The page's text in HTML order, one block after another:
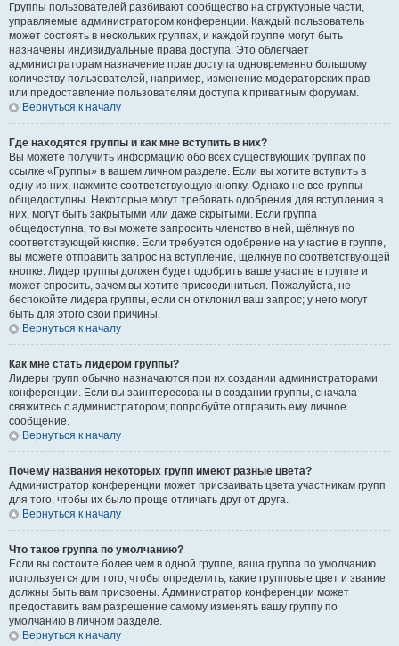
Группы пользователей разбивают сообщество на структурные части,
управляемые администратором конференции. Каждый пользователь
может состоять в нескольких группах, и каждой группе могут быть
назначены индивидуальные права доступа. Это облегчает
администраторам назначение прав доступа одновременно большому
количеству пользователей, например, изменение модераторских прав
или предоставление пользователям доступа к приватным форумам.
Вернуться к началу
Где находятся группы и как мне вступить в них?
Вы можете получить информацию обо всех существующих группах по
ссылке «Группы» в вашем личном разделе. Если вы хотите вступить в
одну из них, нажмите соответствующую кнопку. Однако не все группы
общедоступны. Некоторые могут требовать одобрения для вступления в
них, могут быть закрытыми или даже скрытыми. Если группа
общедоступна, то вы можете запросить членство в ней, щёлкнув по
соответствующей кнопке. Если требуется одобрение на участие в группе,
вы можете отправить запрос на вступление, щёлкнув по соответствующей
кнопке. Лидер группы должен будет одобрить ваше участие в группе и
может спросить, зачем вы хотите присоединиться. Пожалуйста, не
беспокойте лидера группы, если он отклонил ваш запрос; у него могут
быть для этого свои причины.
Вернуться к началу
Как мне стать лидером группы?
Лидеры групп обычно назначаются при их создании администраторами
конференции. Если вы заинтересованы в создании группы, сначала
свяжитесь с администратором; попробуйте отправить ему личное
сообщение.
Вернуться к началу
Почему названия некоторых групп имеют разные цвета?
Администратор конференции может присваивать цвета участникам групп
для того, чтобы их было проще отличать друг от друга.
Вернуться к началу
Что такое группа по умолчанию?
Если вы состоите более чем в одной группе, ваша группа по умолчанию
используется для того, чтобы определить, какие групповые цвет и звание
должны быть вам присвоены. Администратор конференции может
предоставить вам разрешение самому изменять вашу группу по
умолчанию в личном разделе.
Вернуться к началу